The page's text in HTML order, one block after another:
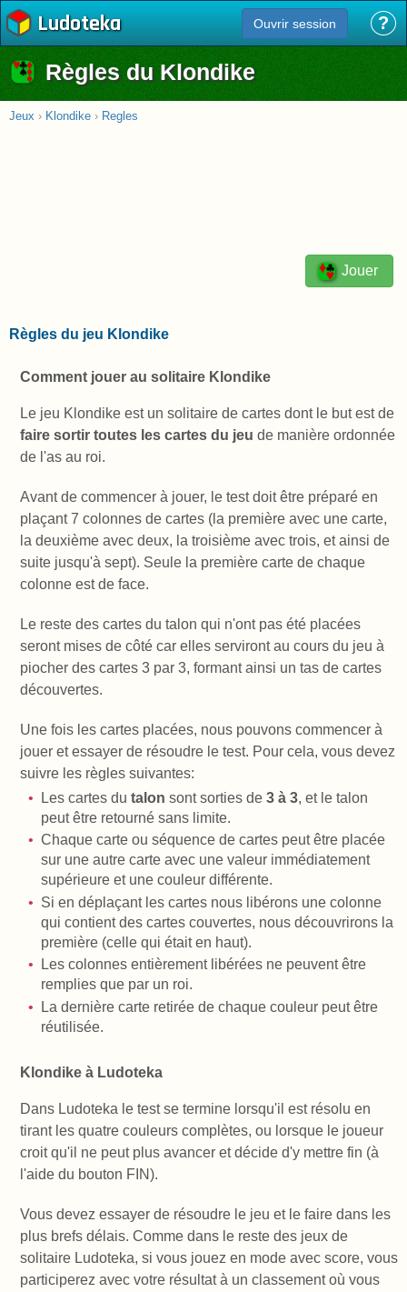
Ludoteka Ouvrir session ?
Règles du Klondike
Jeux › Klondike › Regles
Jouer
Règles du jeu Klondike
Comment jouer au solitaire Klondike
Le jeu Klondike est un solitaire de cartes dont le but est de
faire sortir toutes les cartes du jeu de manière ordonnée
de l'as au roi.
Avant de commencer à jouer, le test doit être préparé en
plaçant 7 colonnes de cartes (la première avec une carte,
la deuxième avec deux, la troisième avec trois, et ainsi de
suite jusqu'à sept). Seule la première carte de chaque
colonne est de face.
Le reste des cartes du talon qui n'ont pas été placées
seront mises de côté car elles serviront au cours du jeu à
piocher des cartes 3 par 3, formant ainsi un tas de cartes
découvertes.
Une fois les cartes placées, nous pouvons commencer à
jouer et essayer de résoudre le test. Pour cela, vous devez
suivre les règles suivantes:
Les cartes du talon sont sorties de 3 à 3, et le talon
peut être retourné sans limite.
Chaque carte ou séquence de cartes peut être placée
sur une autre carte avec une valeur immédiatement
supérieure et une couleur différente.
Si en déplaçant les cartes nous libérons une colonne
qui contient des cartes couvertes, nous découvrirons la
première (celle qui était en haut).
Les colonnes entièrement libérées ne peuvent être
remplies que par un roi.
La dernière carte retirée de chaque couleur peut être
réutilisée.
Klondike à Ludoteka
Dans Ludoteka le test se termine lorsqu'il est résolu en
tirant les quatre couleurs complètes, ou lorsque le joueur
croit qu'il ne peut plus avancer et décide d'y mettre fin (à
l'aide du bouton FIN).
Vous devez essayer de résoudre le jeu et le faire dans les
plus brefs délais. Comme dans le reste des jeux de
solitaire Ludoteka, si vous jouez en mode avec score, vous
participerez avec votre résultat à un classement où vous